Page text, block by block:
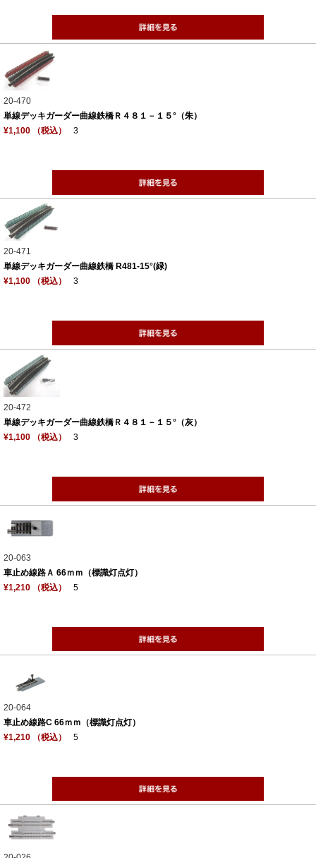
20-470
単線デッキガーダー曲線鉄橋Ｒ４８１－１５°（朱）
¥1,100 （税込）
3
20-471
単線デッキガーダー曲線鉄橋 R481-15°(緑)
¥1,100 （税込）
3
20-472
単線デッキガーダー曲線鉄橋Ｒ４８１－１５°（灰）
¥1,100 （税込）
3
20-063
車止め線路Ａ 66ｍｍ（標識灯点灯）
¥1,210 （税込）
5
20-064
車止め線路C 66ｍｍ（標識灯点灯）
¥1,210 （税込）
5